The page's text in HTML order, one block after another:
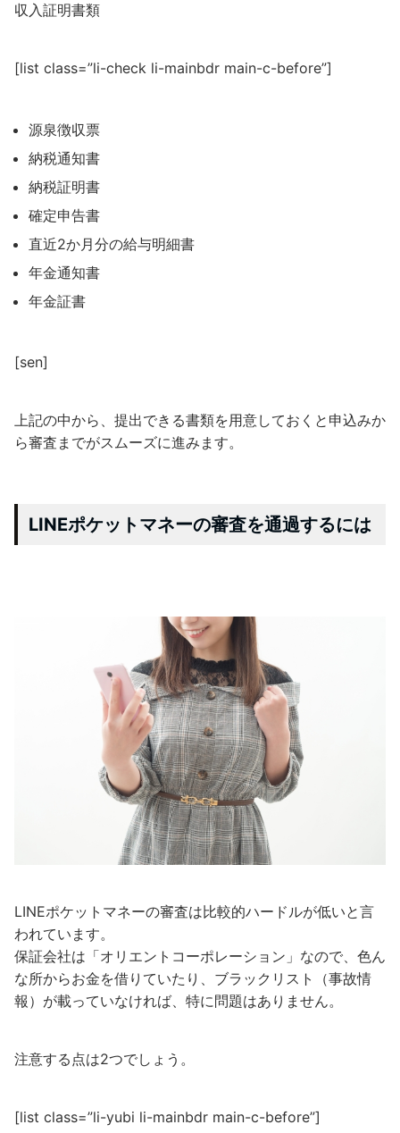
収入証明書類
[list class=”li-check li-mainbdr main-c-before”]
源泉徴収票
納税通知書
納税証明書
確定申告書
直近2か月分の給与明細書
年金通知書
年金証書
[sen]
上記の中から、提出できる書類を用意しておくと申込みか
ら審査までがスムーズに進みます。
LINEポケットマネーの審査を通過するには
LINEポケットマネーの審査は比較的ハードルが低いと言
われています。
保証会社は「オリエントコーポレーション」なので、色ん
な所からお金を借りていたり、ブラックリスト（事故情
報）が載っていなければ、特に問題はありません。
注意する点は2つでしょう。
[list class=”li-yubi li-mainbdr main-c-before”]